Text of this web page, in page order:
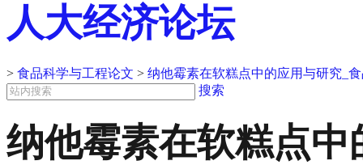
人大经济论坛
> 食品科学与工程论文 > 纳他霉素在软糕点中的应用与研究_
搜索
纳他霉素在软糕点